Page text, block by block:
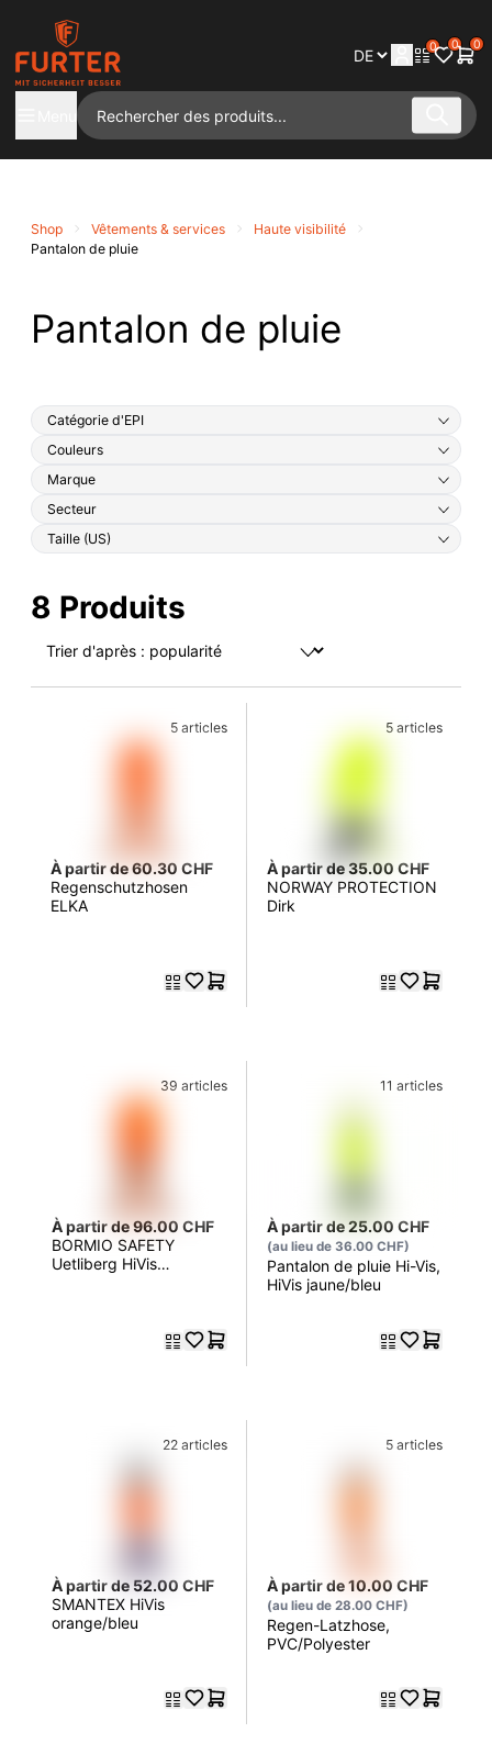
0 0 0
Shop Vêtements & services
Haute visibilité
Pantalon de pluie
Pantalon de pluie
Catégorie d'EPI
Couleurs
Marque
Secteur
Taille (US)
8 Produits
5 articles
À partir de 60.30 CHF
Regenschutzhosen
ELKA
5 articles
À partir de 35.00 CHF
NORWAY PROTECTION
Dirk
39 articles
À partir de 96.00 CHF
BORMIO SAFETY
Uetliberg HiVis
11 articles
À partir de 25.00 CHF
(au lieu de 36.00 CHF)
Pantalon de pluie Hi-Vis,
HiVis jaune/bleu
22 articles
À partir de 52.00 CHF
SMANTEX HiVis
orange/bleu
5 articles
À partir de 10.00 CHF
(au lieu de 28.00 CHF)
Regen-Latzhose,
PVC/Polyester